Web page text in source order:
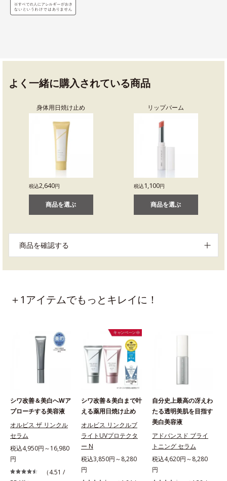
よく一緒に購入されている商品
身体用日焼け止め
税込2,640円
商品を選ぶ
リップバーム
税込1,100円
商品を選ぶ
商品を確認する
＋1アイテムでもっとキレイに！
シワ改善＆美白へWア
プローチする美容液
オルビス ザ リンクル
セラム
税込4,950円～16,980
円
（4.51 /
シワ改善＆美白まで叶
える薬用日焼け止め
オルビス リンクルブ
ライトUVプロテクタ
ー N
税込3,850円～8,280
円
自分史上最高の冴えわ
たる透明美肌を目指す
美白美容液
アドバンスド ブライ
トニング セラム
税込4,620円～8,280
円